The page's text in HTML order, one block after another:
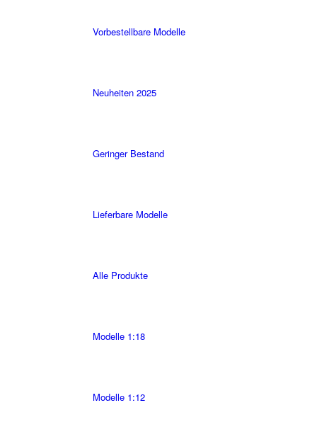
Vorbestellbare Modelle
Neuheiten 2025
Geringer Bestand
Lieferbare Modelle
Alle Produkte
Modelle 1:18
Modelle 1:12